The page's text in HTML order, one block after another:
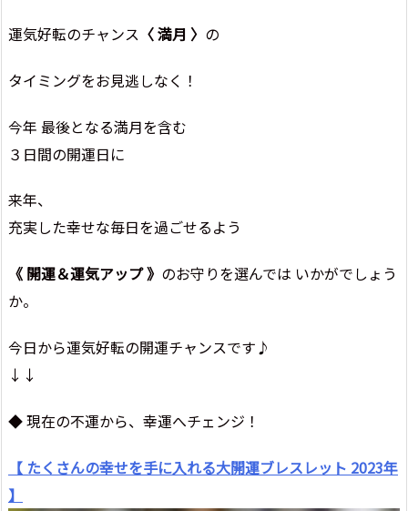
運気好転のチャンス 〈 満月 〉 の
タイミングをお見逃しなく！
今年 最後となる満月を含む
３日間の開運日に
来年、
充実した幸せな毎日を過ごせるよう
《 開運＆運気アップ 》 のお守りを選んでは いかがでしょう
か。
今日から運気好転の開運チャンスです♪
↓↓
◆ 現在の不運から、幸運へチェンジ！
【 たくさんの幸せを手に入れる大開運ブレスレット 2023年
】